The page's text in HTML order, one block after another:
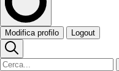
Modifica profilo Logout